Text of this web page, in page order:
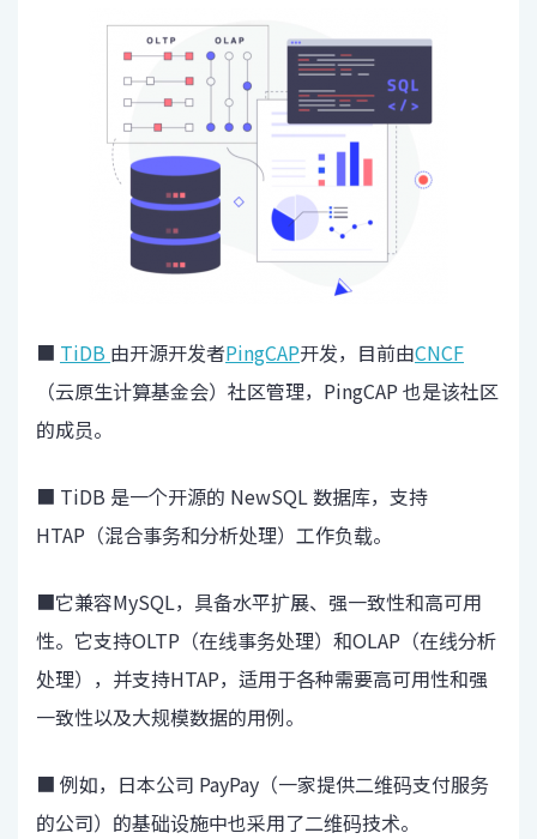
■ TiDB 由开源开发者PingCAP开发，目前由CNCF
（云原生计算基金会）社区管理，PingCAP 也是该社区
的成员。
■ TiDB 是一个开源的 NewSQL 数据库，支持
HTAP（混合事务和分析处理）工作负载。
■它兼容MySQL，具备水平扩展、强一致性和高可用
性。它支持OLTP（在线事务处理）和OLAP（在线分析
处理），并支持HTAP，适用于各种需要高可用性和强
一致性以及大规模数据的用例。
■ 例如，日本公司 PayPay（一家提供二维码支付服务
的公司）的基础设施中也采用了二维码技术。